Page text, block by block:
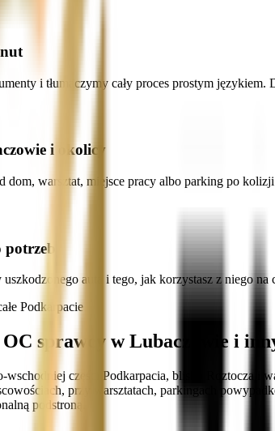
i tłumaczymy cały proces prostym
i okolicy
dom, warsztat, miejsce pracy albo parking po
auta i tego, jak korzystasz z niego
Podkarpacie
OC sprawcy w Lubaczowie i
wschodniej części Podkarpacia, blisko Roztocza i
przy warsztatach, parkingach
podstroną.